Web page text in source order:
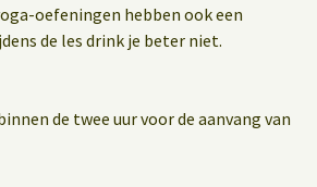
oefeningen hebben ook een
de les drink je beter niet.
de twee uur voor de aanvang van